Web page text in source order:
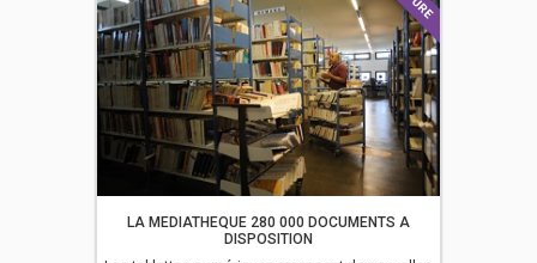
LA MEDIATHEQUE 280 000 DOCUMENTS A
DISPOSITION